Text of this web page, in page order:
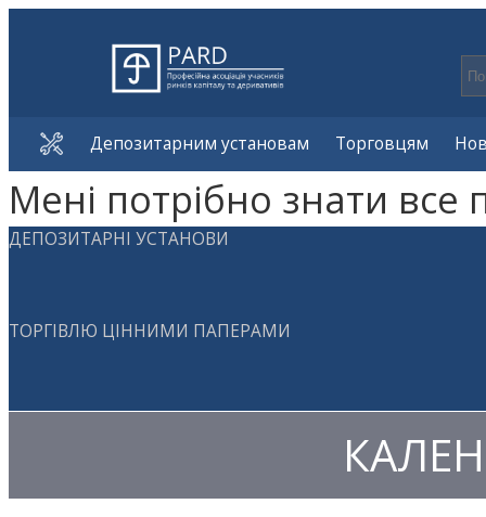
Депозитарним установам Торговцям
Мені потрібно знати все
ДЕПОЗИТАРНІ УСТАНОВИ
ТОРГІВЛЮ ЦІННИМИ ПАПЕРАМИ